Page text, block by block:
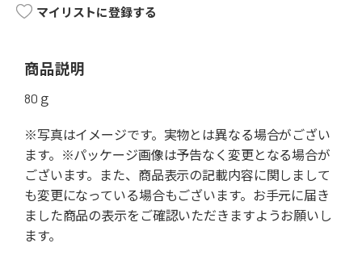
マイリストに登録する
商品説明
80ｇ
※写真はイメージです。実物とは異なる場合がござい
ます。※パッケージ画像は予告なく変更となる場合が
ございます。また、商品表示の記載内容に関しまして
も変更になっている場合もございます。お手元に届き
ました商品の表示をご確認いただきますようお願いし
ます。